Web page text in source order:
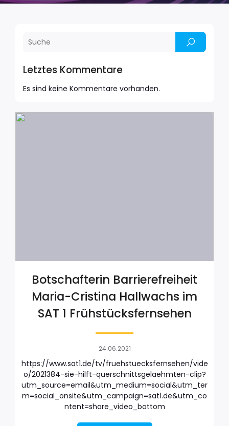
Letztes Kommentare
Es sind keine Kommentare vorhanden.
Botschafterin Barrierefreiheit
Maria-Cristina Hallwachs im
SAT 1 Frühstücksfernsehen
24.06.2021
https://www.sat1.de/tv/fruehstuecksfernsehen/vide
o/2021384-sie-hilft-querschnittsgelaehmten-clip?
utm_source=email&utm_medium=social&utm_ter
m=social_onsite&utm_campaign=sat1.de&utm_co
ntent=share_video_bottom